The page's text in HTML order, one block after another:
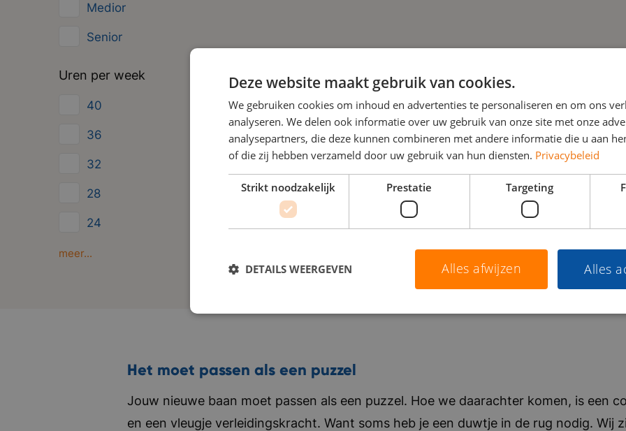
Medior
Senior
Uren per week
40
36
32
28
24
Minder dan 24
meer...
Het moet passen als een puzzel
Jouw nieuwe baan moet passen als een puzzel. Hoe we daarachter komen, is een
en een vleugje verleidingskracht. Want soms heb je een duwtje in de rug nodig. Wij
Deze website maakt gebruik van cookies.
We gebruiken cookies om inhoud en advertenties te personaliseren en om ons
analyseren. We delen ook informatie over uw gebruik van onze site met onze
analysepartners, die deze kunnen combineren met andere informatie die u aan
of die zij hebben verzameld door uw gebruik van hun diensten. Privacybeleid
Strikt noodzakelijk Prestatie Targeting
Alles
Alles afwijzen
DETAILS WEERGEVEN